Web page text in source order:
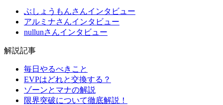
ぶしょうもんさんインタビュー
アルミナさんインタビュー
nullunさんインタビュー
解説記事
毎日やるべきこと
EVPはどれと交換する？
ゾーンとマナの解説
限界突破について徹底解説！